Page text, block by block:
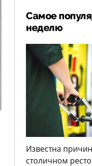
Самое
неделю
Известна
столичном